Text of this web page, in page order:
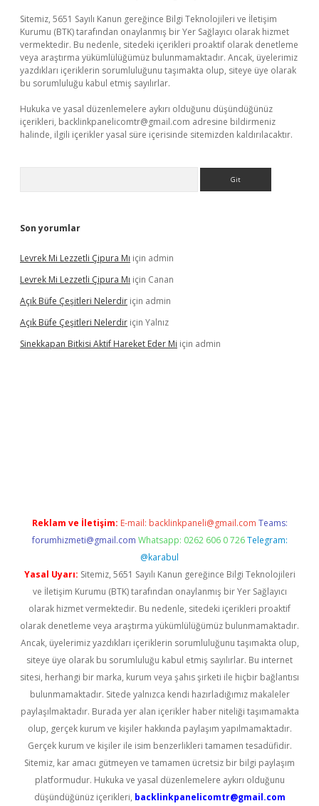
Sitemiz, 5651 Sayılı Kanun gereğince Bilgi Teknolojileri ve İletişim
Kurumu (BTK) tarafından onaylanmış bir Yer Sağlayıcı olarak hizmet
vermektedir. Bu nedenle, sitedeki içerikleri proaktif olarak denetleme
veya araştırma yükümlülüğümüz bulunmamaktadır. Ancak, üyelerimiz
yazdıkları içeriklerin sorumluluğunu taşımakta olup, siteye üye olarak
bu sorumluluğu kabul etmiş sayılırlar.
Hukuka ve yasal düzenlemelere aykırı olduğunu düşündüğünüz
içerikleri, backlinkpanelicomtr@gmail.com adresine bildirmeniz
halinde, ilgili içerikler yasal süre içerisinde sitemizden kaldırılacaktır.
Son yorumlar
Levrek Mi Lezzetli Çipura Mı için admin
Levrek Mi Lezzetli Çipura Mı için Canan
Açık Büfe Çeşitleri Nelerdir için admin
Açık Büfe Çeşitleri Nelerdir için Yalnız
Sinekkapan Bitkisi Aktif Hareket Eder Mi için admin
Reklam ve İletişim: E-mail: backlinkpaneli@gmail.com Teams:
forumhizmeti@gmail.com Whatsapp: 0262 606 0 726 Telegram:
@karabul
Yasal Uyarı: Sitemiz, 5651 Sayılı Kanun gereğince Bilgi Teknolojileri
ve İletişim Kurumu (BTK) tarafından onaylanmış bir Yer Sağlayıcı
olarak hizmet vermektedir. Bu nedenle, sitedeki içerikleri proaktif
olarak denetleme veya araştırma yükümlülüğümüz bulunmamaktadır.
Ancak, üyelerimiz yazdıkları içeriklerin sorumluluğunu taşımakta olup,
siteye üye olarak bu sorumluluğu kabul etmiş sayılırlar. Bu internet
sitesi, herhangi bir marka, kurum veya şahıs şirketi ile hiçbir bağlantısı
bulunmamaktadır. Sitede yalnızca kendi hazırladığımız makaleler
paylaşılmaktadır. Burada yer alan içerikler haber niteliği taşımamakta
olup, gerçek kurum ve kişiler hakkında paylaşım yapılmamaktadır.
Gerçek kurum ve kişiler ile isim benzerlikleri tamamen tesadüfidir.
Sitemiz, kar amacı gütmeyen ve tamamen ücretsiz bir bilgi paylaşım
platformudur. Hukuka ve yasal düzenlemelere aykırı olduğunu
düşündüğünüz içerikleri, backlinkpanelicomtr@gmail.com